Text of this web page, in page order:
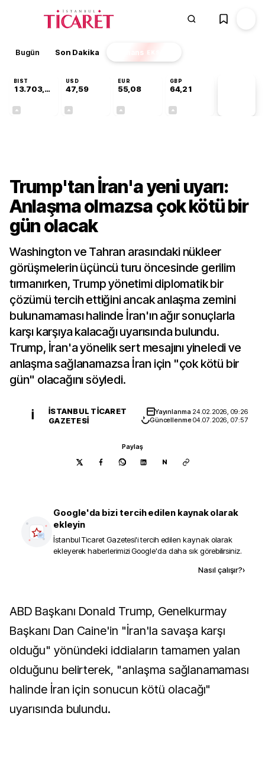
Bugün Son Dakika Finans EKSTRA
BIST
13.703,13
USD
47,59
EUR
55,08
GBP
64,21
Trump'tan İran'a yeni uyarı:
Anlaşma olmazsa çok kötü bir
gün olacak
Washington ve Tahran arasındaki nükleer
görüşmelerin üçüncü turu öncesinde gerilim
tırmanırken, Trump yönetimi diplomatik bir
çözümü tercih ettiğini ancak anlaşma zemini
bulunamaması halinde İran'ın ağır sonuçlarla
karşı karşıya kalacağı uyarısında bulundu.
Trump, İran'a yönelik sert mesajını yineledi ve
anlaşma sağlanamazsa İran için "çok kötü bir
gün" olacağını söyledi.
İ
İSTANBUL TICARET
GAZETESI
Yayınlanma 24.02.2026, 09:26
Güncellenme04.07.2026, 07:57
Paylaş
N
Google'da bizi tercih edilen kaynak olarak
ekleyin
İstanbul Ticaret Gazetesi'i tercih edilen kaynak olarak
ekleyerek haberlerimizi Google'da daha sık görebilirsiniz.
Nasıl çalışır?›
ABD Başkanı Donald Trump, Genelkurmay
Başkanı Dan Caine'in "İran'la savaşa karşı
olduğu" yönündeki iddiaların tamamen yalan
olduğunu belirterek, "anlaşma sağlanamaması
halinde İran için sonucun kötü olacağı"
uyarısında bulundu.